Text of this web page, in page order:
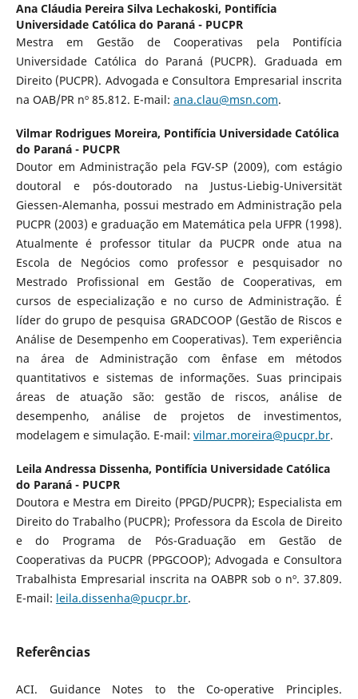
Ana Cláudia Pereira Silva Lechakoski, Pontifícia
Universidade Católica do Paraná - PUCPR
Mestra em Gestão de Cooperativas pela Pontifícia
Universidade Católica do Paraná (PUCPR). Graduada em
Direito (PUCPR). Advogada e Consultora Empresarial inscrita
na OAB/PR nº 85.812. E-mail: ana.clau@msn.com.
Vilmar Rodrigues Moreira, Pontifícia Universidade Católica
do Paraná - PUCPR
Doutor em Administração pela FGV-SP (2009), com estágio
doutoral e pós-doutorado na Justus-Liebig-Universität
Giessen-Alemanha, possui mestrado em Administração pela
PUCPR (2003) e graduação em Matemática pela UFPR (1998).
Atualmente é professor titular da PUCPR onde atua na
Escola de Negócios como professor e pesquisador no
Mestrado Profissional em Gestão de Cooperativas, em
cursos de especialização e no curso de Administração. É
líder do grupo de pesquisa GRADCOOP (Gestão de Riscos e
Análise de Desempenho em Cooperativas). Tem experiência
na área de Administração com ênfase em métodos
quantitativos e sistemas de informações. Suas principais
áreas de atuação são: gestão de riscos, análise de
desempenho, análise de projetos de investimentos,
modelagem e simulação. E-mail: vilmar.moreira@pucpr.br.
Leila Andressa Dissenha, Pontifícia Universidade Católica
do Paraná - PUCPR
Doutora e Mestra em Direito (PPGD/PUCPR); Especialista em
Direito do Trabalho (PUCPR); Professora da Escola de Direito
e do Programa de Pós-Graduação em Gestão de
Cooperativas da PUCPR (PPGCOOP); Advogada e Consultora
Trabalhista Empresarial inscrita na OABPR sob o nº. 37.809.
E-mail: leila.dissenha@pucpr.br.
Referências
ACI. Guidance Notes to the Co-operative Principles.